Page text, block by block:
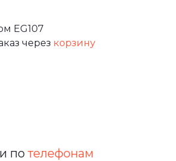
EG107
через корзину
потелефонам